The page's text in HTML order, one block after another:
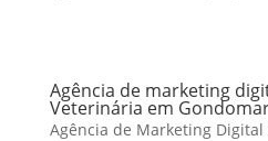
Agência de marketing
Veterinária em
Agência de Marketing Digital